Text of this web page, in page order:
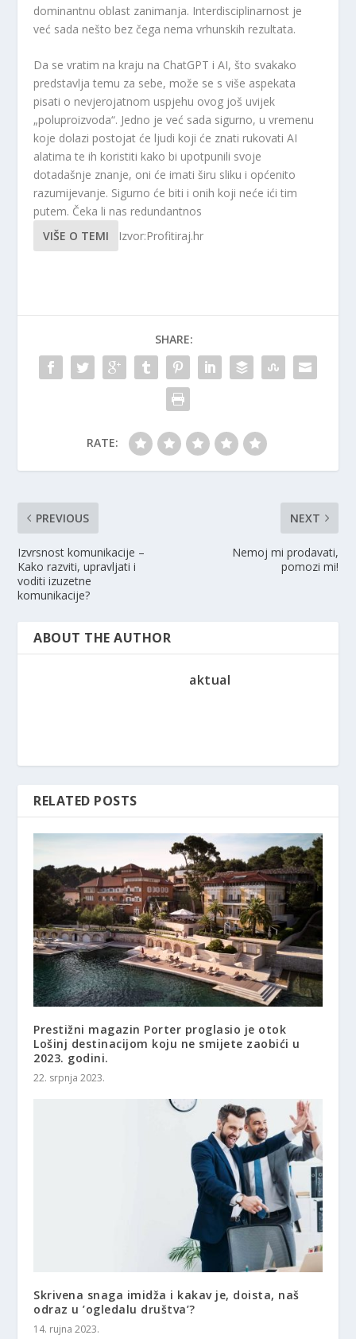
dominantnu oblast zanimanja. Interdisciplinarnost je
već sada nešto bez čega nema vrhunskih rezultata.
Da se vratim na kraju na ChatGPT i AI, što svakako
predstavlja temu za sebe, može se s više aspekata
pisati o nevjerojatnom uspjehu ovog još uvijek
„poluproizvoda“. Jedno je već sada sigurno, u vremenu
koje dolazi postojat će ljudi koji će znati rukovati AI
alatima te ih koristiti kako bi upotpunili svoje
dotadašnje znanje, oni će imati širu sliku i općenito
razumijevanje. Sigurno će biti i onih koji neće ići tim
putem. Čeka li nas redundantnos
VIŠE O TEMI
Izvor:Profitiraj.hr
SHARE:
RATE:
PREVIOUS
Izvrsnost komunikacije –
Kako razviti, upravljati i
voditi izuzetne
komunikacije?
NEXT
Nemoj mi prodavati,
pomozi mi!
ABOUT THE AUTHOR
aktual
RELATED POSTS
Prestižni magazin Porter proglasio je otok
Lošinj destinacijom koju ne smijete zaobići u
2023. godini.
22. srpnja 2023.
Skrivena snaga imidža i kakav je, doista, naš
odraz u ’ogledalu društva’?
14. rujna 2023.